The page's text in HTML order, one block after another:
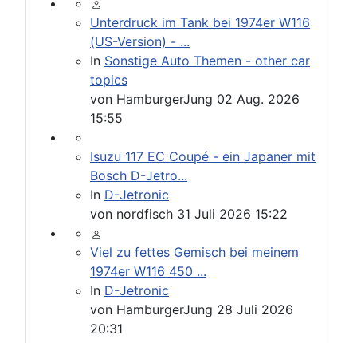
Unterdruck im Tank bei 1974er W116
(US-Version) - ...
In Sonstige Auto Themen - other car
topics
von HamburgerJung 02 Aug. 2026
15:55
Isuzu 117 EC Coupé - ein Japaner mit
Bosch D-Jetro...
In D-Jetronic
von nordfisch 31 Juli 2026 15:22
Viel zu fettes Gemisch bei meinem
1974er W116 450 ...
In D-Jetronic
von HamburgerJung 28 Juli 2026
20:31